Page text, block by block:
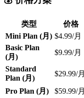
类型 价格
Mini Plan (月) $4.99/月
Basic Plan
(月)
$9.99/月
Standard
Plan (月)
$29.99/月
Pro Plan (月)
$59.99/月